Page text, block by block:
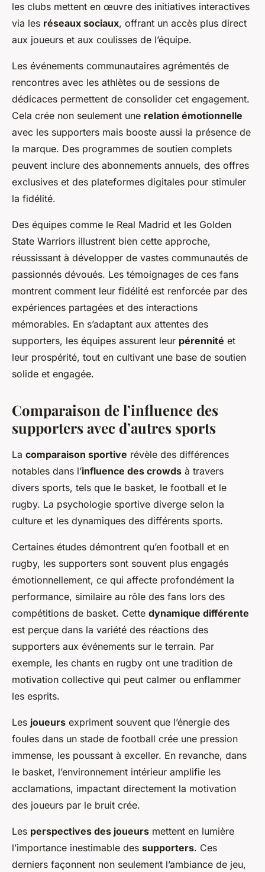
les clubs mettent en œuvre des initiatives interactives
via les réseaux sociaux, offrant un accès plus direct
aux joueurs et aux coulisses de l’équipe.
Les événements communautaires agrémentés de
rencontres avec les athlètes ou de sessions de
dédicaces permettent de consolider cet engagement.
Cela crée non seulement une relation émotionnelle
avec les supporters mais booste aussi la présence de
la marque. Des programmes de soutien complets
peuvent inclure des abonnements annuels, des offres
exclusives et des plateformes digitales pour stimuler
la fidélité.
Des équipes comme le Real Madrid et les Golden
State Warriors illustrent bien cette approche,
réussissant à développer de vastes communautés de
passionnés dévoués. Les témoignages de ces fans
montrent comment leur fidélité est renforcée par des
expériences partagées et des interactions
mémorables. En s’adaptant aux attentes des
supporters, les équipes assurent leur pérennité et
leur prospérité, tout en cultivant une base de soutien
solide et engagée.
Comparaison de l’influence des
supporters avec d’autres sports
La comparaison sportive révèle des différences
notables dans l’influence des crowds à travers
divers sports, tels que le basket, le football et le
rugby. La psychologie sportive diverge selon la
culture et les dynamiques des différents sports.
Certaines études démontrent qu’en football et en
rugby, les supporters sont souvent plus engagés
émotionnellement, ce qui affecte profondément la
performance, similaire au rôle des fans lors des
compétitions de basket. Cette dynamique différente
est perçue dans la variété des réactions des
supporters aux événements sur le terrain. Par
exemple, les chants en rugby ont une tradition de
motivation collective qui peut calmer ou enflammer
les esprits.
Les joueurs expriment souvent que l’énergie des
foules dans un stade de football crée une pression
immense, les poussant à exceller. En revanche, dans
le basket, l’environnement intérieur amplifie les
acclamations, impactant directement la motivation
des joueurs par le bruit crée.
Les perspectives des joueurs mettent en lumière
l’importance inestimable des supporters. Ces
derniers façonnent non seulement l’ambiance de jeu,